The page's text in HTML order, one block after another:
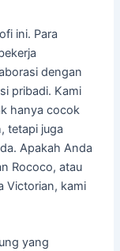
ini. Para
dengan
pribadi. Kami
hanya cocok
tetapi juga
Apakah Anda
Rococo, atau
Victorian, kami
yang